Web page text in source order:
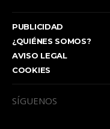
PUBLICIDAD
¿QUIÉNES SOMOS?
AVISO LEGAL
COOKIES
SÍGUENOS